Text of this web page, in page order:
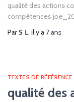
qualité des actions
compétences
ParS L, il y a 7 ans
TEXTES DE RÉFÉRENCE
qualité des